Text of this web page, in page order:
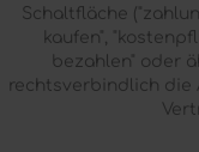
Schaltfläche
kaufen",
bezahlen" oder
rechtsverbindlich die